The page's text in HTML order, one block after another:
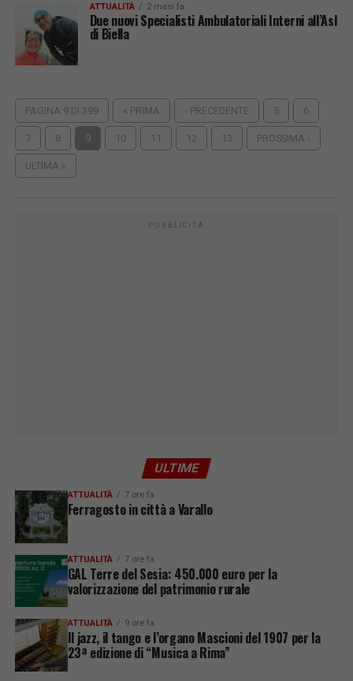
ATTUALITÀ 2 mesi fa
Due nuovi Specialisti Ambulatoriali Interni all’Asl
di Biella
PAGINA 9 DI 399 « PRIMA ‹ PRECEDENTE 5 6
7 8 9 10 11 12 13 PROSSIMA ›
ULTIMA »
PUBBLICITÀ
ULTIME
ATTUALITÀ 7 ore fa
Ferragosto in città a Varallo
ATTUALITÀ 7 ore fa
GAL Terre del Sesia: 450.000 euro per la
valorizzazione del patrimonio rurale
ATTUALITÀ 9 ore fa
Il jazz, il tango e l’organo Mascioni del 1907 per la
23ª edizione di “Musica a Rima”